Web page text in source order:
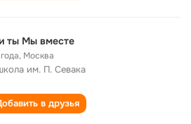
ты Мы вместе
, Москва
им. П. Севака
в друзья